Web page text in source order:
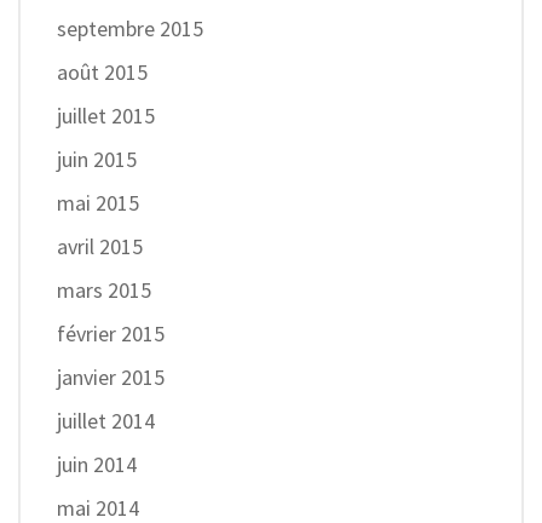
septembre 2015
août 2015
juillet 2015
juin 2015
mai 2015
avril 2015
mars 2015
février 2015
janvier 2015
juillet 2014
juin 2014
mai 2014